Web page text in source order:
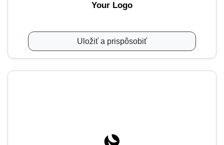
Your Logo
Uložiť a prispôsobiť